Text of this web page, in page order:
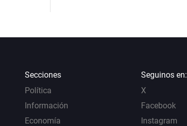
Secciones
Política
Información
Economía
Seguinos en:
X
Facebook
Instagram